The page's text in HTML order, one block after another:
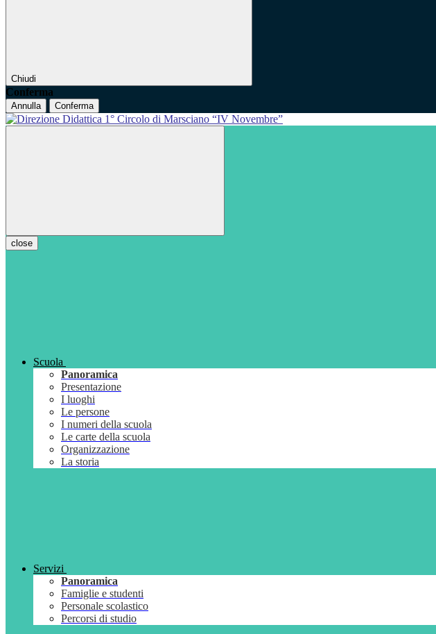
Chiudi
Conferma
Annulla Conferma
close
Scuola
Panoramica
Presentazione
I luoghi
Le persone
I numeri della scuola
Le carte della scuola
Organizzazione
La storia
Servizi
Panoramica
Famiglie e studenti
Personale scolastico
Percorsi di studio